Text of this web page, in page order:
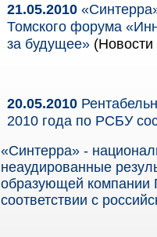
21.05.2010
Томского форума
за будущее» (Новости
20.05.2010
2010 года по РСБУ
«Синтерра» -
неаудированные
образующей компании
соответствии с